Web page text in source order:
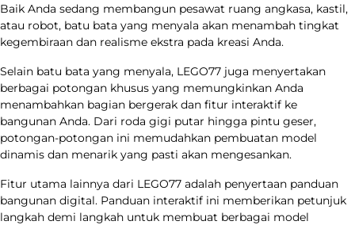
Baik Anda sedang membangun pesawat ruang angkasa, kastil,
atau robot, batu bata yang menyala akan menambah tingkat
kegembiraan dan realisme ekstra pada kreasi Anda.
Selain batu bata yang menyala, LEGO77 juga menyertakan
berbagai potongan khusus yang memungkinkan Anda
menambahkan bagian bergerak dan fitur interaktif ke
bangunan Anda. Dari roda gigi putar hingga pintu geser,
potongan-potongan ini memudahkan pembuatan model
dinamis dan menarik yang pasti akan mengesankan.
Fitur utama lainnya dari LEGO77 adalah penyertaan panduan
bangunan digital. Panduan interaktif ini memberikan petunjuk
langkah demi langkah untuk membuat berbagai model